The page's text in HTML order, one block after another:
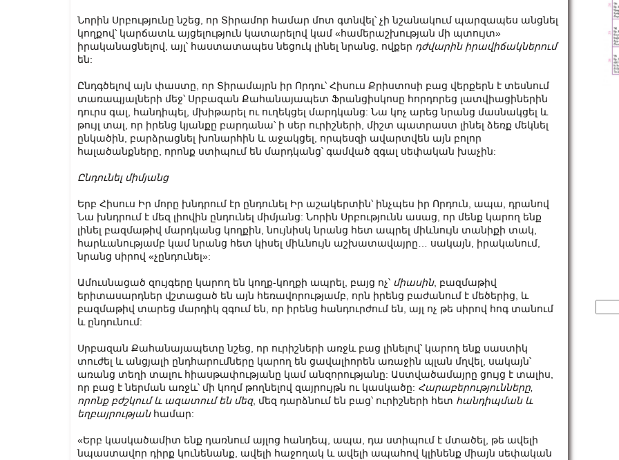
Նորին Սրբությունը նշեց, որ Տիրամոր համար մոտ գտնվել՝ չի նշանակում պարզապես անցնել
կողքով՝ կարճատև այցելություն կատարելով կամ «համերաշխության մի պտույտ»
իրականացնելով, այլ՝ հաստատապես նեցուկ լինել նրանց, ովքեր դժվարին իրավիճակներում
են:
Ընդգծելով այն փաստը, որ Տիրամայրն իր Որդու՝ Հիսուս Քրիստոսի բաց վերքերն է տեսնում
տառապյալների մեջ՝ Սրբազան Քահանայապետ Ֆրանցիսկոսը հորդորեց լատվիացիներին
դուրս գալ, հանդիպել, մխիթարել ու ուղեկցել մարդկանց: Նա կոչ արեց նրանց մասնակցել և
թույլ տալ, որ իրենց կյանքը բարդանա՝ ի սեր ուրիշների, միշտ պատրաստ լինել ձեռք մեկնել
ընկածին, բարձրացնել խոնարհին և աջակցել, որպեսզի ավարտվեն այն բոլոր
հալածանքները, որոնք ստիպում են մարդկանց՝ գամված զգալ սեփական խաչին:
Ընդունել միմյանց
Երբ Հիսուս Իր մորը խնդրում էր ընդունել Իր աշակերտին՝ ինչպես իր Որդուն, ապա, դրանով
Նա խնդրում է մեզ լիովին ընդունել միմյանց: Նորին Սրբությունն ասաց, որ մենք կարող ենք
լինել բազմաթիվ մարդկանց կողքին, նույնիսկ նրանց հետ ապրել միևնույն տանիքի տակ,
հարևանությամբ կամ նրանց հետ կիսել միևնույն աշխատավայրը… սակայն, իրականում,
նրանց սիրով «չընդունել»:
Ամուսնացած զույգերը կարող են կողք-կողքի ապրել, բայց ոչ՝ միասին, բազմաթիվ
երիտասարդներ վշտացած են այն հեռավորությամբ, որն իրենց բաժանում է մեծերից, և
բազմաթիվ տարեց մարդիկ զգում են, որ իրենց հանդուրժում են, այլ ոչ թե սիրով հոգ տանում
և ընդունում:
Սրբազան Քահանայապետը նշեց, որ ուրիշների առջև բաց լինելով՝ կարող ենք սաստիկ
տուժել և անցյալի ընդհարումները կարող են ցավալիորեն առաջին պլան մղվել, սակայն՝
առանց տեղի տալու հիասթափությանը կամ անզորությանը: Աստվածամայրը ցույց է տալիս,
որ բաց է ներման առջև՝ մի կողմ թողնելով զայրույթն ու կասկածը: Հարաբերությունները,
որոնք բժշկում և ազատում են մեզ, մեզ դարձնում են բաց՝ ուրիշների հետ հանդիպման և
եղբայրությանհամար:
«Երբ կասկածամիտ ենք դառնում այլոց հանդեպ, ապա, դա ստիպում է մտածել, թե ավելի
նպաստավոր դիրք կունենանք, ավելի հաջողակ և ավելի ապահով կլինենք միայն սեփական
for: